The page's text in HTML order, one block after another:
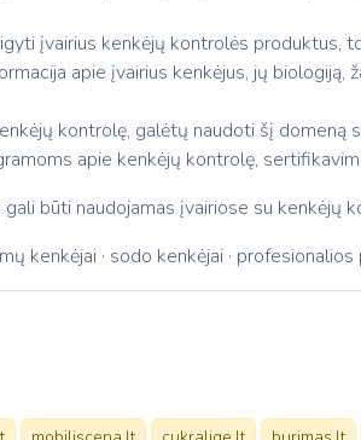
įvairius kenkėjų kontrolės produktus,
apie įvairius kenkėjus, jų
kontrolę, galėtų naudoti šį domeną
apie kenkėjų kontrolę,
būti naudojamas įvairiose su kenkėjų
kenkėjai · sodo kenkėjai ·